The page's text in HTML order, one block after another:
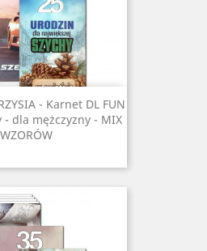
- Karnet DL FUN
- dla mężczyzny - MIX
WZORÓW